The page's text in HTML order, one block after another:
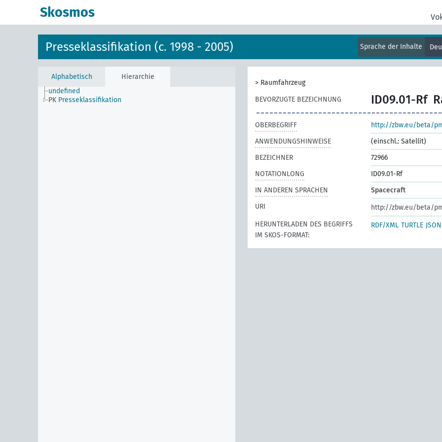
Skosmos
Presseklassifikation (c. 1998 - 2005) Sprache der Inhalte
Alphabetisch
Hierarchie
undefined
PK Presseklassifikation
> Raumfahrzeug
BEVORZUGTE BEZEICHNUNG
ID09.01-Rf
OBERBEGRIFF
http://zbw.eu/beta/
ANWENDUNGSHINWEISE
(einschl.: Satellit)
BEZEICHNER
72966
NOTATIONLONG
ID09.01-Rf
IN ANDEREN SPRACHEN
Spacecraft
URI
http://zbw.eu/beta/
HERUNTERLADEN DES BEGRIFFS
IM SKOS-FORMAT:
RDF/XML TURTLE